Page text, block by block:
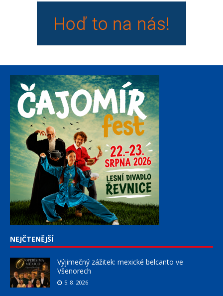
NEJČTENĚJŠÍ
Výjimečný zážitek: mexické belcanto ve
Všenorech
5. 8. 2026